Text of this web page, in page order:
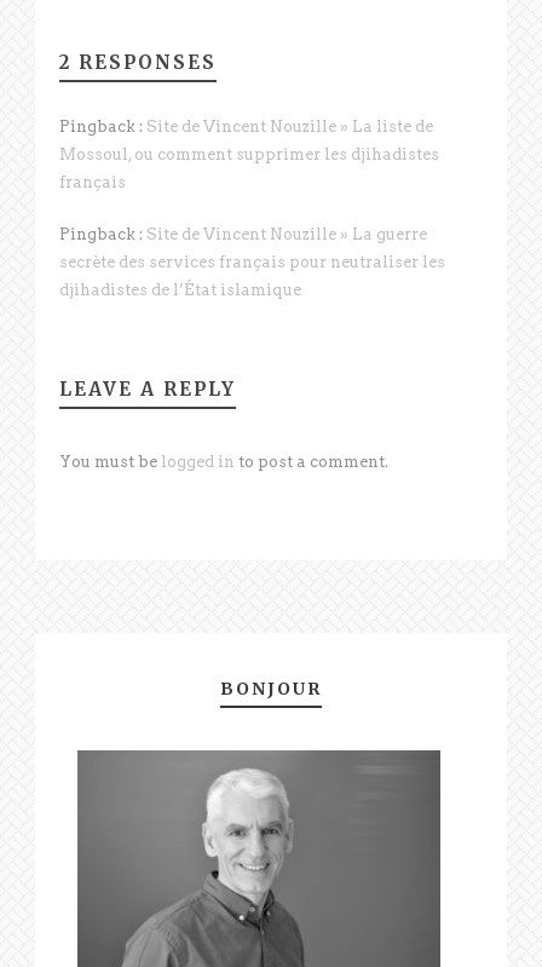
2 RESPONSES
Pingback : Site de Vincent Nouzille » La liste de
Mossoul, ou comment supprimer les djihadistes
français
Pingback : Site de Vincent Nouzille » La guerre
secrète des services français pour neutraliser les
djihadistes de l’État islamique
LEAVE A REPLY
You must be logged in to post a comment.
BONJOUR